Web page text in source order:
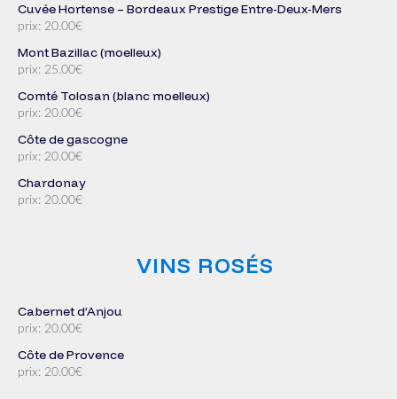
Cuvée Hortense – Bordeaux Prestige Entre-Deux-Mers
prix: 20.00€
Mont Bazillac (moelleux)
prix: 25.00€
Comté Tolosan (blanc moelleux)
prix: 20.00€
Côte de gascogne
prix: 20.00€
Chardonay
prix: 20.00€
VINS ROSÉS
Cabernet d’Anjou
prix: 20.00€
Côte de Provence
prix: 20.00€